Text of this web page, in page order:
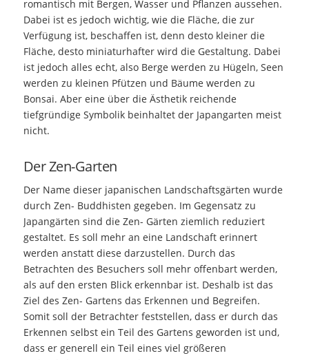
romantisch mit Bergen, Wasser und Pflanzen aussehen.
Dabei ist es jedoch wichtig, wie die Fläche, die zur
Verfügung ist, beschaffen ist, denn desto kleiner die
Fläche, desto miniaturhafter wird die Gestaltung. Dabei
ist jedoch alles echt, also Berge werden zu Hügeln, Seen
werden zu kleinen Pfützen und Bäume werden zu
Bonsai. Aber eine über die Ästhetik reichende
tiefgründige Symbolik beinhaltet der Japangarten meist
nicht.
Der Zen-Garten
Der Name dieser japanischen Landschaftsgärten wurde
durch Zen- Buddhisten gegeben. Im Gegensatz zu
Japangärten sind die Zen- Gärten ziemlich reduziert
gestaltet. Es soll mehr an eine Landschaft erinnert
werden anstatt diese darzustellen. Durch das
Betrachten des Besuchers soll mehr offenbart werden,
als auf den ersten Blick erkennbar ist. Deshalb ist das
Ziel des Zen- Gartens das Erkennen und Begreifen.
Somit soll der Betrachter feststellen, dass er durch das
Erkennen selbst ein Teil des Gartens geworden ist und,
dass er generell ein Teil eines viel größeren